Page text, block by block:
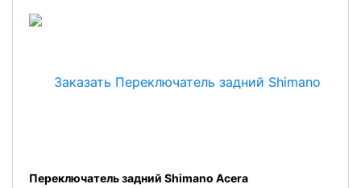
Переключатель задний Shimano Acera